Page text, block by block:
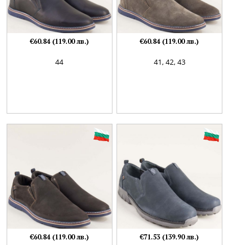
44
€60.84 (119.00 лв.)
41, 42, 43
€60.84 (119.00 лв.)
€60.84 (119.00 лв.) €71.53 (139.90 лв.)